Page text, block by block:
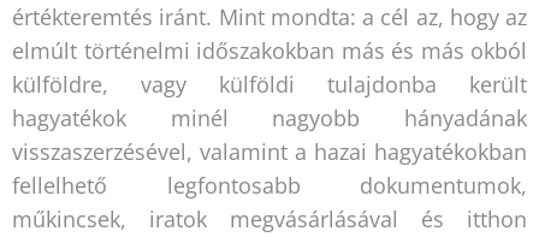
értékteremtés iránt. Mint mondta: a cél az, hogy az
elmúlt történelmi időszakokban más és más okból
külföldre, vagy külföldi tulajdonba került
hagyatékok minél nagyobb hányadának
visszaszerzésével, valamint a hazai hagyatékokban
fellelhető legfontosabb dokumentumok,
műkincsek, iratok megvásárlásával és itthon